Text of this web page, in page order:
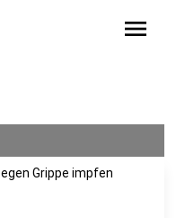
menu
Grippe impfen